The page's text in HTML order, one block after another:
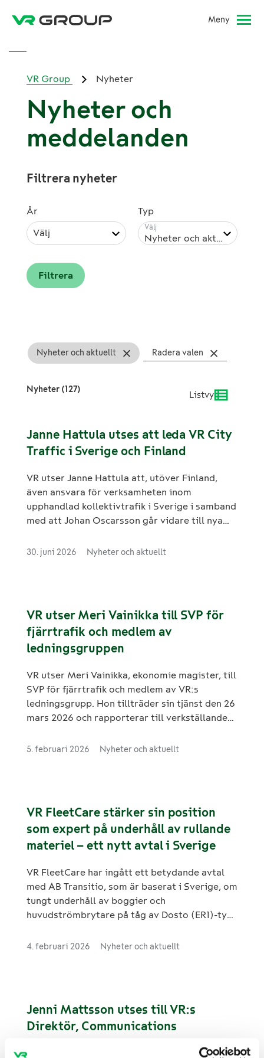
Meny
VR Group Nyheter
Nyheter och
meddelanden
Filtrera nyheter
År
Välj
Typ
Nyheter och aktuellt
Nyheter och aktuellt Radera valen
Nyheter (127)
Listvy
Janne Hattula utses att leda VR City
Traffic i Sverige och Finland
VR utser Janne Hattula att, utöver Finland,
även ansvara för verksamheten inom
upphandlad kollektivtrafik i Sverige i samband
med att Johan Oscarsson går vidare till nya
ansvarar Janne Hattula för upphandlad tåg-
30. juni 2026 Nyheter och aktuellt
VR utser Meri Vainikka till SVP för
fjärrtrafik och medlem av
ledningsgruppen
VR utser Meri Vainikka, ekonomie magister, till
SVP för fjärrtrafik och medlem av VR:s
ledningsgrupp. Hon tillträder sin tjänst den 26
mars 2026 och rapporterar till verkställande
5. februari 2026 Nyheter och aktuellt
VR FleetCare stärker sin position
som expert på underhåll av rullande
materiel – ett nytt avtal i Sverige
VR FleetCare har ingått ett betydande avtal
med AB Transitio, som är baserat i Sverige, om
tungt underhåll av boggier och
huvudströmbrytare på tåg av Dosto (ER1)-typ.
tillverkade av Stadler.
4. februari 2026 Nyheter och aktuellt
Jenni Mattsson utses till VR:s
Direktör, Communications
VR har utsett Jenni Mattsson, M.Sc. (ekonomi),